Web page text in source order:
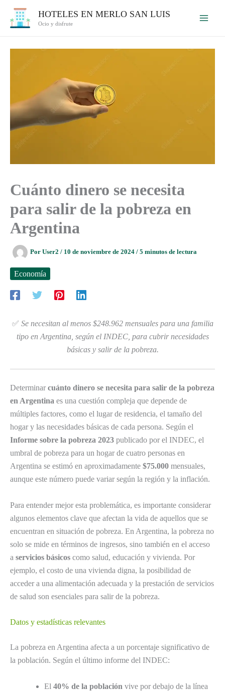
HOTELES EN MERLO SAN LUIS
Ocio y disfrute
Cuánto dinero se necesita
para salir de la pobreza en
Argentina
Por User2 / 10 de noviembre de 2024 / 5 minutos de lectura
Economía
✅ Se necesitan al menos $248.962 mensuales para una familia
tipo en Argentina, según el INDEC, para cubrir necesidades
básicas y salir de la pobreza.
Determinar cuánto dinero se necesita para salir de la pobreza
en Argentina es una cuestión compleja que depende de
múltiples factores, como el lugar de residencia, el tamaño del
hogar y las necesidades básicas de cada persona. Según el
Informe sobre la pobreza 2023 publicado por el INDEC, el
umbral de pobreza para un hogar de cuatro personas en
Argentina se estimó en aproximadamente $75.000 mensuales,
aunque este número puede variar según la región y la inflación.
Para entender mejor esta problemática, es importante considerar
algunos elementos clave que afectan la vida de aquellos que se
encuentran en situación de pobreza. En Argentina, la pobreza no
solo se mide en términos de ingresos, sino también en el acceso
a servicios básicos como salud, educación y vivienda. Por
ejemplo, el costo de una vivienda digna, la posibilidad de
acceder a una alimentación adecuada y la prestación de servicios
de salud son esenciales para salir de la pobreza.
Datos y estadísticas relevantes
La pobreza en Argentina afecta a un porcentaje significativo de
la población. Según el último informe del INDEC:
El 40% de la población vive por debajo de la línea